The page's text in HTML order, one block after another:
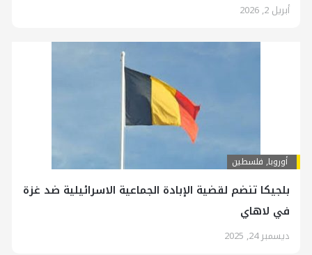
أبريل 2, 2026
أوروبا, فلسطين
بلجيكا تنضم لقضية الإبادة الجماعية الاسرائيلية ضد غزة
في لاهاي
ديسمبر 24, 2025